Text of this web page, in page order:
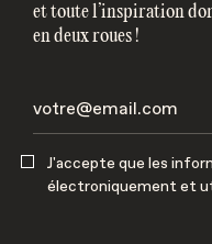
et toute l’inspiration
en deux roues !
J'accepte que les
électroniquement et